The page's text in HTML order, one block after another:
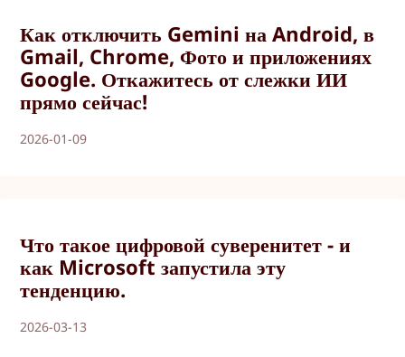
Как отключить Gemini на Android, в
Gmail, Chrome, Фото и приложениях
Google. Откажитесь от слежки ИИ
прямо сейчас!
2026-01-09
Что такое цифровой суверенитет - и
как Microsoft запустила эту
тенденцию.
2026-03-13